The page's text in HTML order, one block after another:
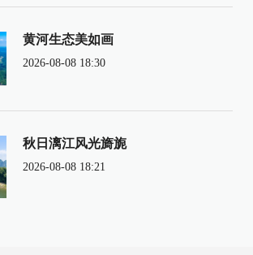
黄河生态美如画
2026-08-08 18:30
秋日漓江风光旖旎
2026-08-08 18:21